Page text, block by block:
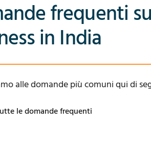
frequenti
in India
alle domande più comuni qui di
le domande frequenti